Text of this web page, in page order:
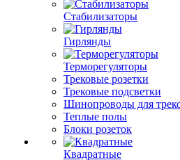
Стабилизаторы
Гирлянды
Терморегуляторы
Трековые розетки
Трековые подсветки
Шинопроводы для
Теплые полы
Блоки розеток
Квадратные